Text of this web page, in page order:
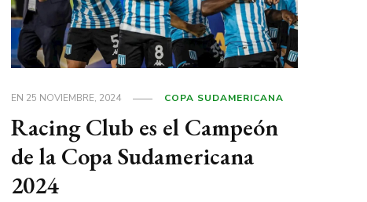
EN 25 NOVIEMBRE, 2024 COPA SUDAMERICANA
Racing Club es el Campeón
de la Copa Sudamericana
2024